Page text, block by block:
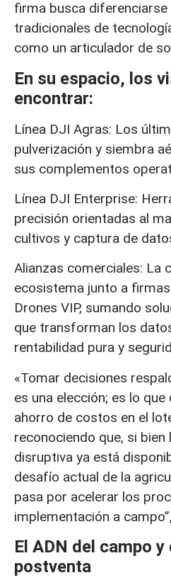
firma busca
tradicionales de
como un articulador de
En su espacio, los
encontrar:
Línea DJI Agras: Los
pulverización y siembra
sus complementos
Línea DJI Enterprise:
precisión orientadas al
cultivos y captura de
Alianzas comerciales: La
ecosistema junto a
Drones VIP, sumando
que transforman los
rentabilidad pura y
«Tomar decisiones
es una elección; es lo
ahorro de costos en el
reconociendo que, si bien
disruptiva ya está
desafío actual de la
pasa por acelerar los
implementación a
El ADN del campo
postventa